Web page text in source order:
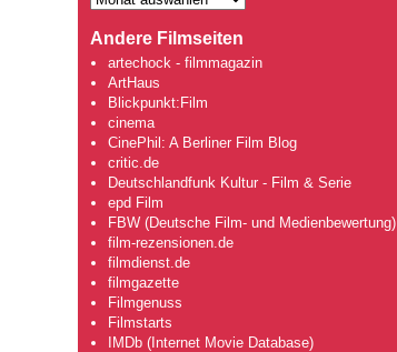
Andere Filmseiten
artechock - filmmagazin
ArtHaus
Blickpunkt:Film
cinema
CinePhil: A Berliner Film Blog
critic.de
Deutschlandfunk Kultur - Film & Serie
epd Film
FBW (Deutsche Film- und Medienbewertung)
film-rezensionen.de
filmdienst.de
filmgazette
Filmgenuss
Filmstarts
IMDb (Internet Movie Database)